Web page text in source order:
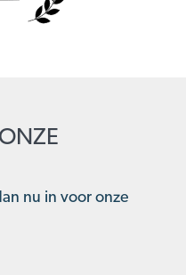
nu in voor onze